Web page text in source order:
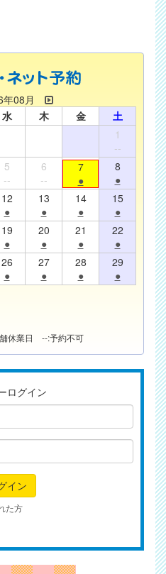
08月
水 木 金
土
1
--
5
--
6
--
7
●
8
●
12
●
13
●
14
●
15
●
19
●
20
●
21
●
22
●
26
●
27
●
28
●
29
●
休業日 --:予約不可
ログイン
ユ
ザ
パ
ワ
ー
ド
イン
た方